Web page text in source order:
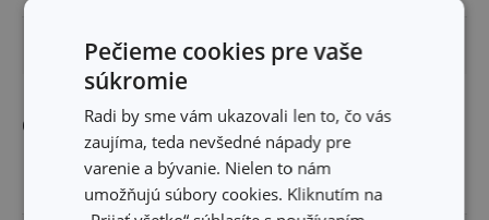
VÝŠKA PRODUKTU (CM)
Ostatné parametre
Pečieme cookies pre vaše
súkromie
Radi by sme vám ukazovali len to, čo vás
zaujíma, teda nevšedné nápady pre
varenie a bývanie. Nielen to nám
umožňujú súbory cookies. Kliknutím na